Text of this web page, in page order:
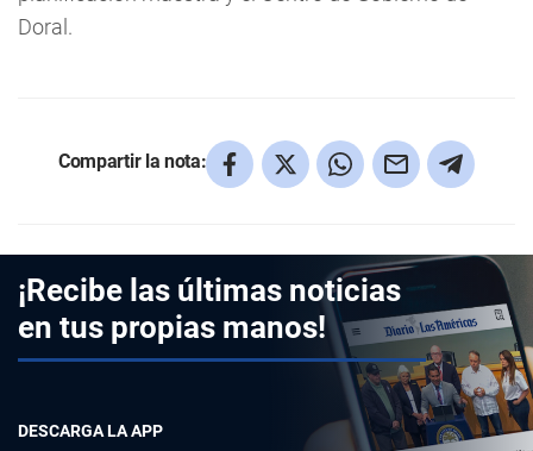
Doral.
Compartir la nota:
¡Recibe las últimas noticias
en tus propias manos!
DESCARGA LA APP